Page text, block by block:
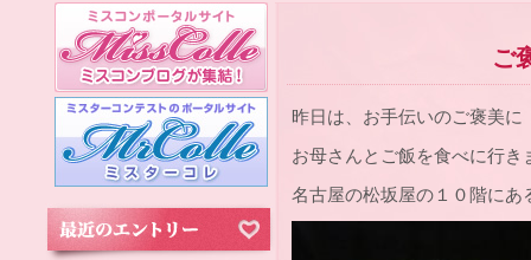
ご
昨日は、お手伝いのご褒美に
お母さんとご飯を食べに行き
名古屋の松坂屋の１０階に